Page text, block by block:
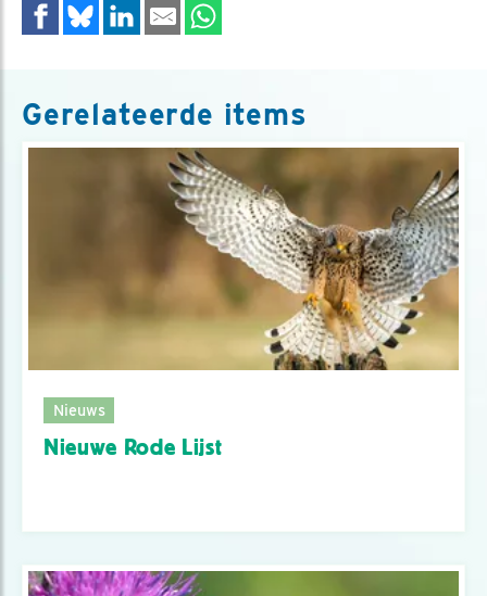
Gerelateerde items
Nieuws
Nieuwe Rode Lijst